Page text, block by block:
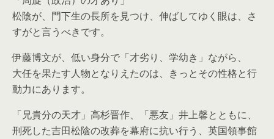
松陰が、門下生の長所を見つけ、伸ばしてゆく眼は、さ
すがと言うべきです。
伊藤博文が、低い身分で「才劣り、学幼き」ながら、
大任を果たす人物となりえたのは、きっとその性格と行
動力にあります。
「兄貴分の天才」高杉晋作、「悪友」井上馨とともに、
刑死した吉田松陰の改葬を幕府に抗い行う、英国領事館